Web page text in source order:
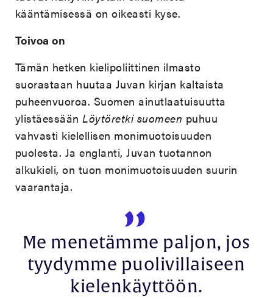
kääntämisessä on oikeasti kyse.
Toivoa on
Tämän hetken kielipoliittinen ilmasto
suorastaan huutaa Juvan kirjan kaltaista
puheenvuoroa. Suomen ainutlaatuisuutta
ylistäessäänLöytöretki suomeen puhuu
vahvasti kielellisen monimuotoisuuden
puolesta. Ja englanti, Juvan tuotannon
alkukieli, on tuon monimuotoisuuden suurin
vaarantaja.
Me menetämme paljon, jos
tyydymme puolivillaiseen
kielenkäyttöön.